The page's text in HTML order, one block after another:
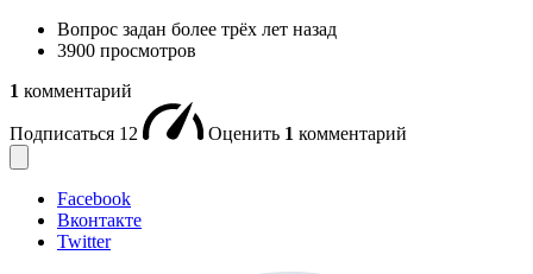
Вопрос задан более трёх лет назад
3900 просмотров
1 комментарий
Подписаться 12 Оценить 1 комментарий
Facebook
Вконтакте
Twitter